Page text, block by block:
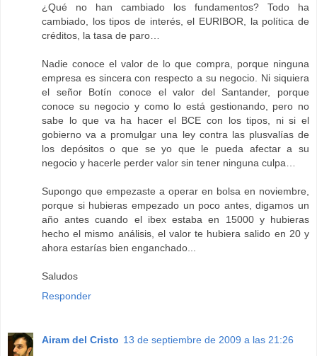
¿Qué no han cambiado los fundamentos? Todo ha
cambiado, los tipos de interés, el EURIBOR, la política de
créditos, la tasa de paro…
Nadie conoce el valor de lo que compra, porque ninguna
empresa es sincera con respecto a su negocio. Ni siquiera
el señor Botín conoce el valor del Santander, porque
conoce su negocio y como lo está gestionando, pero no
sabe lo que va ha hacer el BCE con los tipos, ni si el
gobierno va a promulgar una ley contra las plusvalías de
los depósitos o que se yo que le pueda afectar a su
negocio y hacerle perder valor sin tener ninguna culpa…
Supongo que empezaste a operar en bolsa en noviembre,
porque si hubieras empezado un poco antes, digamos un
año antes cuando el ibex estaba en 15000 y hubieras
hecho el mismo análisis, el valor te hubiera salido en 20 y
ahora estarías bien enganchado...
Saludos
Responder
Airam del Cristo 13 de septiembre de 2009 a las 21:26